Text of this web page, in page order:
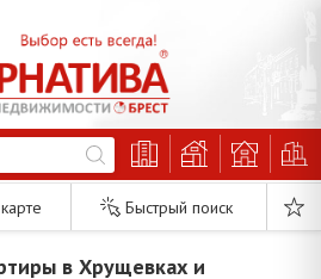
Быстрый поиск
в Хрущевках и